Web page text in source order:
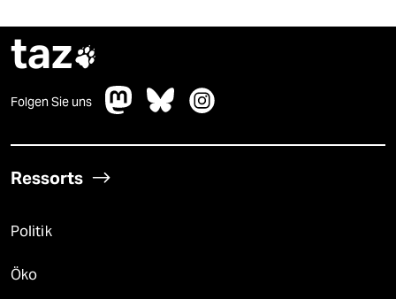
taz
Folgen Sie uns
Ressorts
Politik
Öko